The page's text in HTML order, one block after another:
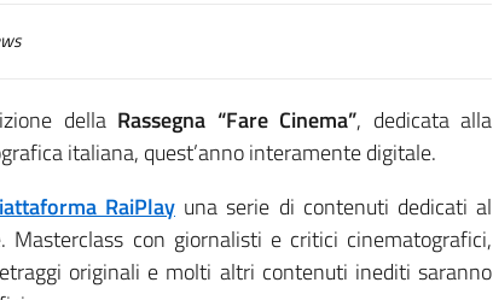
della Rassegna “Fare Cinema”, dedicata alla
italiana, quest’anno interamente digitale.
RaiPlayuna serie di contenuti dedicati al
con giornalisti e critici cinematografici,
originali e molti altri contenuti inediti saranno